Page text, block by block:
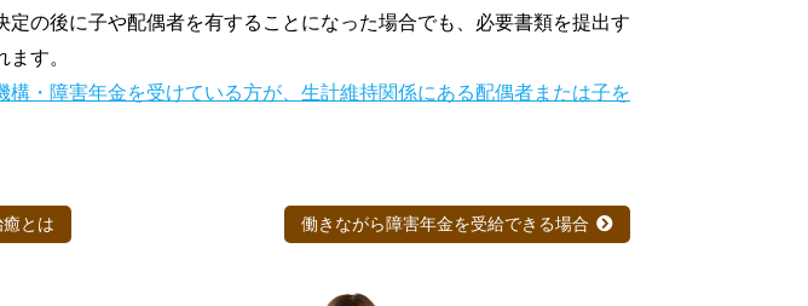
の後に子や配偶者を有することになった場合でも、必要書類を提出す
す。
構・障害年金を受けている方が、生計維持関係にある配偶者または子を
とは 働きながら障害年金を受給できる場合